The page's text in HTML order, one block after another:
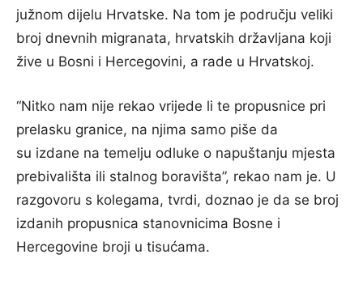
južnom dijelu Hrvatske. Na tom je području veliki
broj dnevnih migranata, hrvatskih državljana koji
žive u Bosni i Hercegovini, a rade u Hrvatskoj.
“Nitko nam nije rekao vrijede li te propusnice pri
prelasku granice, na njima samo piše da
su izdane na temelju odluke o napuštanju mjesta
prebivališta ili stalnog boravišta”, rekao nam je. U
razgovoru s kolegama, tvrdi, doznao je da se broj
izdanih propusnica stanovnicima Bosne i
Hercegovine broji u tisućama.